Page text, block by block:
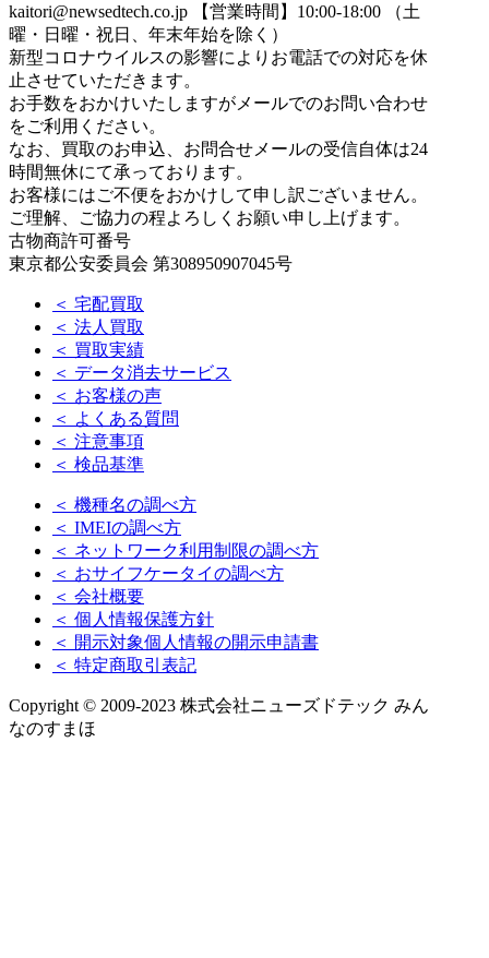
kaitori@newsedtech.co.jp
【営業時間】10:00-18:00 （土
曜・日曜・祝日、年末年始を除く）
新型コロナウイルスの影響によりお電話での対応を休
止させていただきます。
お手数をおかけいたしますがメールでのお問い合わせ
をご利用ください。
なお、買取のお申込、お問合せメールの受信自体は24
時間無休にて承っております。
お客様にはご不便をおかけして申し訳ございません。
ご理解、ご協力の程よろしくお願い申し上げます。
古物商許可番号
東京都公安委員会 第308950907045号
＜ 宅配買取
＜ 法人買取
＜ 買取実績
＜ データ消去サービス
＜ お客様の声
＜ よくある質問
＜ 注意事項
＜ 検品基準
＜ 機種名の調べ方
＜ IMEIの調べ方
＜ ネットワーク利用制限の調べ方
＜ おサイフケータイの調べ方
＜ 会社概要
＜ 個人情報保護方針
＜ 開示対象個人情報の開示申請書
＜ 特定商取引表記
Copyright © 2009-2023 株式会社ニューズドテック みん
なのすまほ